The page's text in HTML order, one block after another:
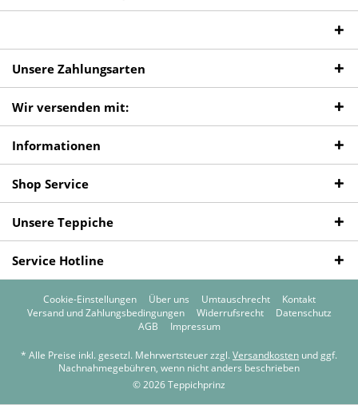
Unsere Zahlungsarten
Wir versenden mit:
Informationen
Shop Service
Unsere Teppiche
Service Hotline
Cookie-Einstellungen Über uns Umtauschrecht
Kontakt
Versand und Zahlungsbedingungen
Widerrufsrecht
Datenschutz
AGB
Impressum
* Alle Preise inkl. gesetzl. Mehrwertsteuer zzgl. Versandkosten und ggf.
Nachnahmegebühren, wenn nicht anders beschrieben
© 2026 Teppichprinz